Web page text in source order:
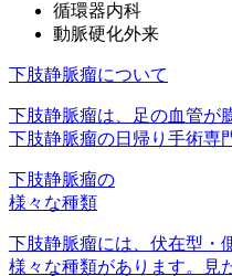
循環器内科
動脈硬化外来
下肢静脈瘤について
下肢静脈瘤は、足の血管が
下肢静脈瘤の日帰り手術専
下肢静脈瘤の
様々な種類
下肢静脈瘤には、伏在型・
様々な種類があります。見